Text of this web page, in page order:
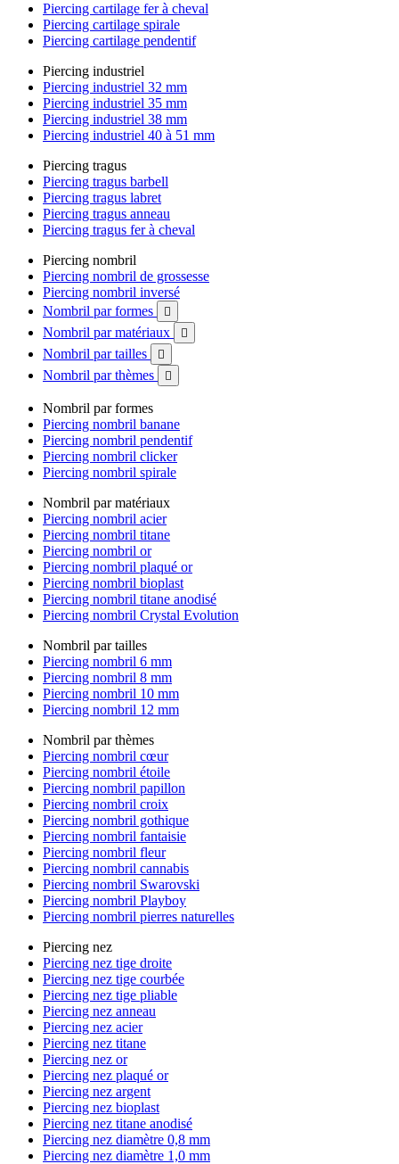
Piercing cartilage fer à cheval
Piercing cartilage spirale
Piercing cartilage pendentif
Piercing industriel
Piercing industriel 32 mm
Piercing industriel 35 mm
Piercing industriel 38 mm
Piercing industriel 40 à 51 mm
Piercing tragus
Piercing tragus barbell
Piercing tragus labret
Piercing tragus anneau
Piercing tragus fer à cheval
Piercing nombril
Piercing nombril de grossesse
Piercing nombril inversé
Nombril par formes

Nombril par matériaux 
Nombril par tailles 
Nombril par thèmes 
Nombril par formes
Piercing nombril banane
Piercing nombril pendentif
Piercing nombril clicker
Piercing nombril spirale
Nombril par matériaux
Piercing nombril acier
Piercing nombril titane
Piercing nombril or
Piercing nombril plaqué or
Piercing nombril bioplast
Piercing nombril titane anodisé
Piercing nombril Crystal Evolution
Nombril par tailles
Piercing nombril 6 mm
Piercing nombril 8 mm
Piercing nombril 10 mm
Piercing nombril 12 mm
Nombril par thèmes
Piercing nombril cœur
Piercing nombril étoile
Piercing nombril papillon
Piercing nombril croix
Piercing nombril gothique
Piercing nombril fantaisie
Piercing nombril fleur
Piercing nombril cannabis
Piercing nombril Swarovski
Piercing nombril Playboy
Piercing nombril pierres naturelles
Piercing nez
Piercing nez tige droite
Piercing nez tige courbée
Piercing nez tige pliable
Piercing nez anneau
Piercing nez acier
Piercing nez titane
Piercing nez or
Piercing nez plaqué or
Piercing nez argent
Piercing nez bioplast
Piercing nez titane anodisé
Piercing nez diamètre 0,8 mm
Piercing nez diamètre 1,0 mm